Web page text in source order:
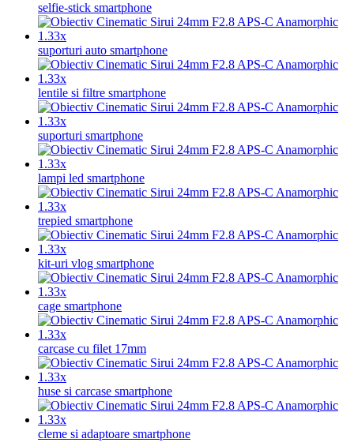
selfie-stick smartphone
suporturi auto smartphone
lentile si filtre smartphone
suporturi smartphone
lampi led smartphone
trepied smartphone
kit-uri vlog smartphone
cage smartphone
carcase cu filet 17mm
huse si carcase smartphone
cleme si adaptoare smartphone